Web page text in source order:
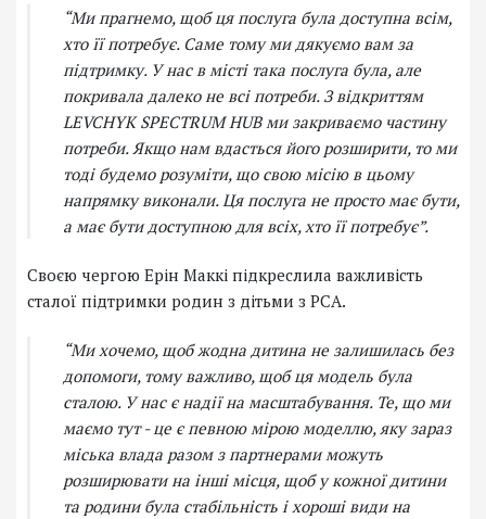
“Ми прагнемо, щоб ця послуга була доступна всім,
хто її потребує. Саме тому ми дякуємо вам за
підтримку. У нас в місті така послуга була, але
покривала далеко не всі потреби. З відкриттям
LEVCHYK SPECTRUM HUB ми закриваємо частину
потреби. Якщо нам вдасться його розширити, то ми
тоді будемо розуміти, що свою місію в цьому
напрямку виконали. Ця послуга не просто має бути,
а має бути доступною для всіх, хто її потребує”.
Своєю чергою Ерін Маккі підкреслила важливість
сталої підтримки родин з дітьми з РСА.
“Ми хочемо, щоб жодна дитина не залишилась без
допомоги, тому важливо, щоб ця модель була
сталою. У нас є надії на масштабування. Те, що ми
маємо тут - це є певною мірою моделлю, яку зараз
міська влада разом з партнерами можуть
розширювати на інші місця, щоб у кожної дитини
та родини була стабільність і хороші види на